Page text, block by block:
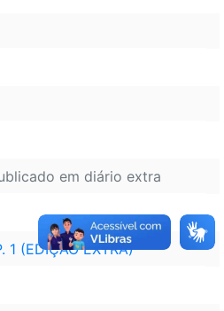
em diário extra
1 (EDIÇÃO EXTRA) -